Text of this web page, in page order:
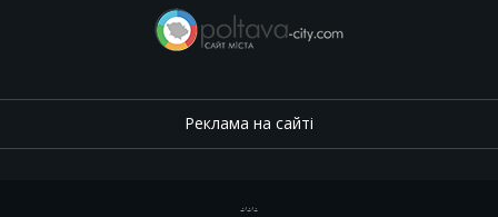
Реклама на сайті
.,.,.